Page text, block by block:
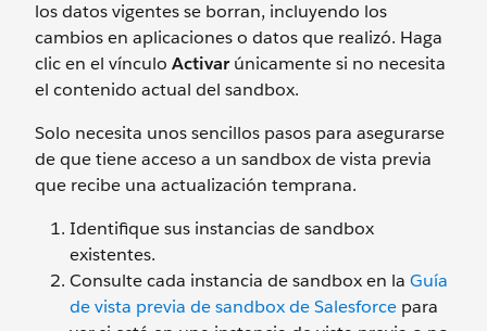
los datos vigentes se borran, incluyendo los
cambios en aplicaciones o datos que realizó. Haga
clic en el vínculo Activarúnicamente si no necesita
el contenido actual del sandbox.
Solo necesita unos sencillos pasos para asegurarse
de que tiene acceso a un sandbox de vista previa
que recibe una actualización temprana.
Identifique sus instancias de sandbox
existentes.
Consulte cada instancia de sandbox en la Guía
de vista previa de sandbox de Salesforce para